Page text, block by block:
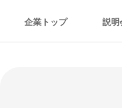
企業トップ 説明